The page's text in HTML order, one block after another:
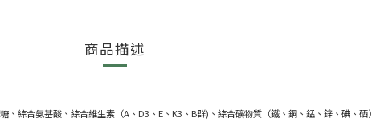
商品描述
綜合氨基酸、綜合維生素（A、D3、E、K3、B群)、綜合礦物質（鐵、銅、錳、鋅、碘、硒）